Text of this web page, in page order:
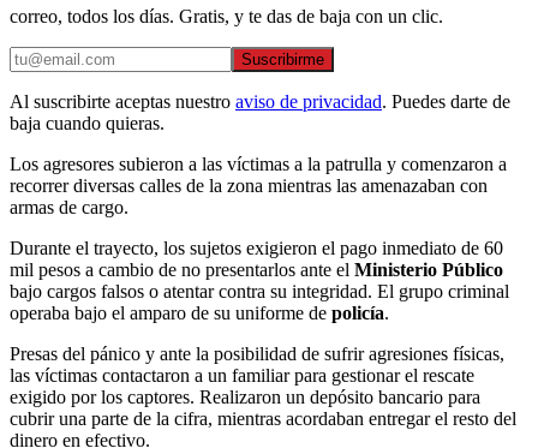
correo, todos los días. Gratis, y te das de baja con un clic.
Suscribirme
Al suscribirte aceptas nuestro aviso de privacidad. Puedes darte de
baja cuando quieras.
Los agresores subieron a las víctimas a la patrulla y comenzaron a
recorrer diversas calles de la zona mientras las amenazaban con
armas de cargo.
Durante el trayecto, los sujetos exigieron el pago inmediato de 60
mil pesos a cambio de no presentarlos ante el Ministerio Público
bajo cargos falsos o atentar contra su integridad. El grupo criminal
operaba bajo el amparo de su uniforme de policía.
Presas del pánico y ante la posibilidad de sufrir agresiones físicas,
las víctimas contactaron a un familiar para gestionar el rescate
exigido por los captores. Realizaron un depósito bancario para
cubrir una parte de la cifra, mientras acordaban entregar el resto del
dinero en efectivo.